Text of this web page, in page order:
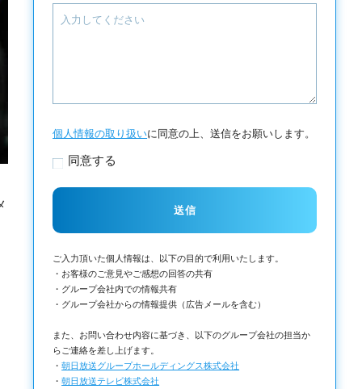
個人情報の取り扱いに同意の上、送信をお願いします。
同意する
ご入力頂いた個人情報は、以下の目的で利用いたします。
・お客様のご意見やご感想の回答の共有
・グループ会社内での情報共有
・グループ会社からの情報提供（広告メールを含む）
また、お問い合わせ内容に基づき、以下のグループ会社の担当か
らご連絡を差し上げます。
・朝日放送グループホールディングス株式会社
・朝日放送テレビ株式会社